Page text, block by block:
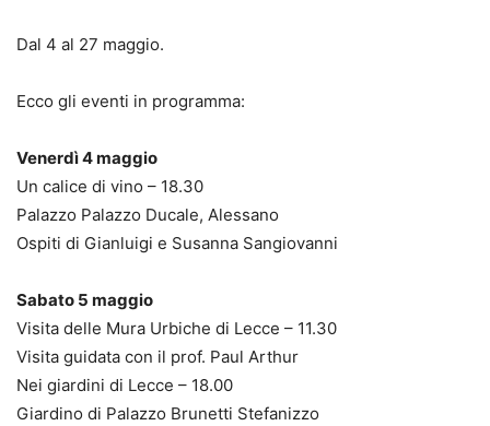
Dal 4 al 27 maggio.
Ecco gli eventi in programma:
Venerdì 4 maggio
Un calice di vino – 18.30
Palazzo Palazzo Ducale, Alessano
Ospiti di Gianluigi e Susanna Sangiovanni
Sabato 5 maggio
Visita delle Mura Urbiche di Lecce – 11.30
Visita guidata con il prof. Paul Arthur
Nei giardini di Lecce – 18.00
Giardino di Palazzo Brunetti Stefanizzo